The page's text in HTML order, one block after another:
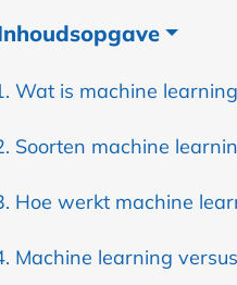
Wat is machine
Soorten machine
Hoe werkt machine
Machine learning